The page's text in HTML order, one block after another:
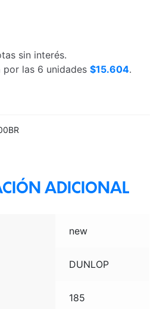
sin interés.
por las 6 unidades$15.604.
ADICIONAL
new
DUNLOP
185